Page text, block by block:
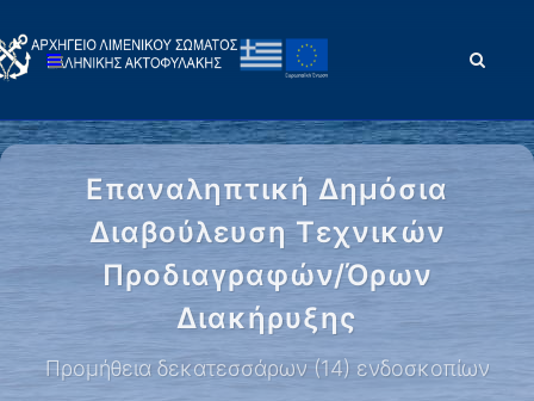
Eπαναληπτική Δημόσια
Διαβούλευση Τεχνικών
Προδιαγραφών/Όρων
Διακήρυξης
Προμήθεια δεκατεσσάρων (14) ενδοσκοπίων